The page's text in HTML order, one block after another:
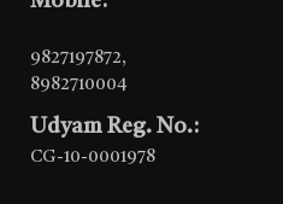
9827197872,
8982710004
Udyam Reg. No.:
CG-10-0001978